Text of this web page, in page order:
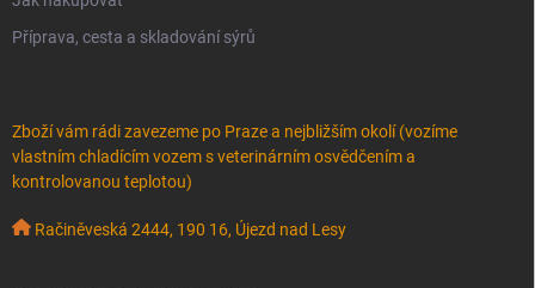
Příprava, cesta a skladování sýrů
Zboží vám rádi zavezeme po Praze a nejbližším okolí (vozíme
vlastním chladícím vozem s veterinárním osvědčením a
kontrolovanou teplotou)
Račiněveská 2444, 190 16, Újezd nad Lesy